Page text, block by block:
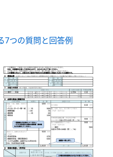
7つの質問と回答例